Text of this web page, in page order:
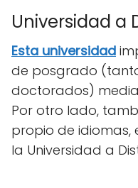
Universidad a
Esta universidad
de posgrado
doctorados)
Por otro lado,
propio de idiomas,
la Universidad a